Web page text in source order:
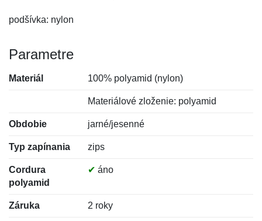
podšívka: nylon
Parametre
Materiál 100% polyamid (nylon)
Materiálové zloženie: polyamid
Obdobie jarné/jesenné
Typ zapínania zips
Cordura
polyamid
✔ áno
Záruka 2 roky